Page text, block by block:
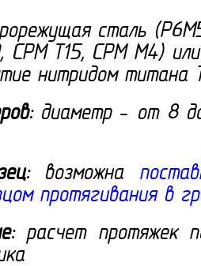
сталь
T15, CPM M4)
нитридом титана
диаметр – от 8
возможна
протягивания в
расчет протяжек